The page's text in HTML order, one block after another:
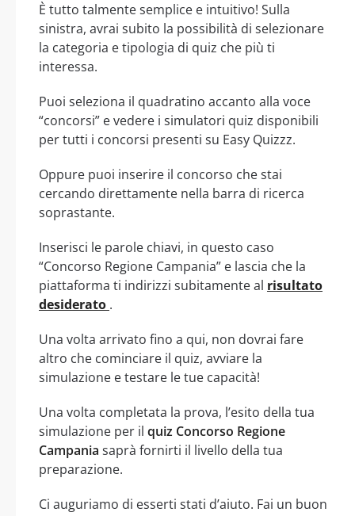
È tutto talmente semplice e intuitivo! Sulla
sinistra, avrai subito la possibilità di selezionare
la categoria e tipologia di quiz che più ti
interessa.
Puoi seleziona il quadratino accanto alla voce
“concorsi” e vedere i simulatori quiz disponibili
per tutti i concorsi presenti su Easy Quizzz.
Oppure puoi inserire il concorso che stai
cercando direttamente nella barra di ricerca
soprastante.
Inserisci le parole chiavi, in questo caso
“Concorso Regione Campania” e lascia che la
piattaforma ti indirizzi subitamente al risultato
desiderato .
Una volta arrivato fino a qui, non dovrai fare
altro che cominciare il quiz, avviare la
simulazione e testare le tue capacità!
Una volta completata la prova, l’esito della tua
simulazione per il quiz Concorso Regione
Campania saprà fornirti il livello della tua
preparazione.
Ci auguriamo di esserti stati d’aiuto. Fai un buon